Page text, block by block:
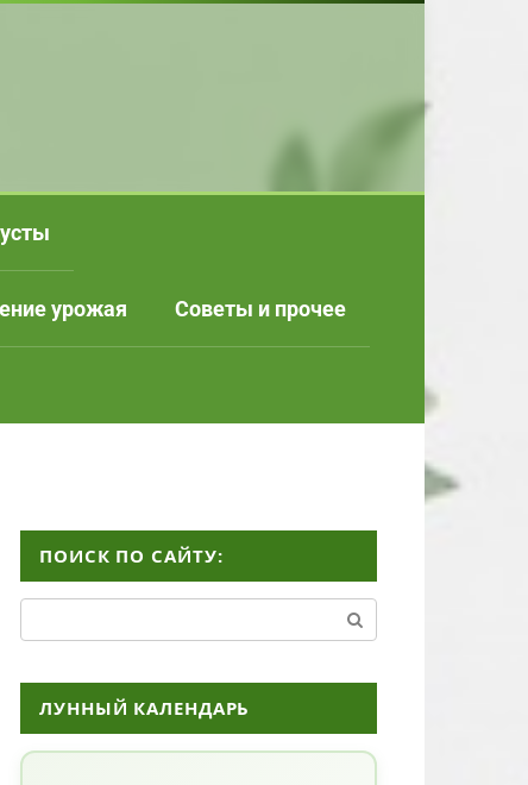
урожая Советы и прочее
ПОИСК ПО САЙТУ:
ЛУННЫЙ КАЛЕНДАРЬ